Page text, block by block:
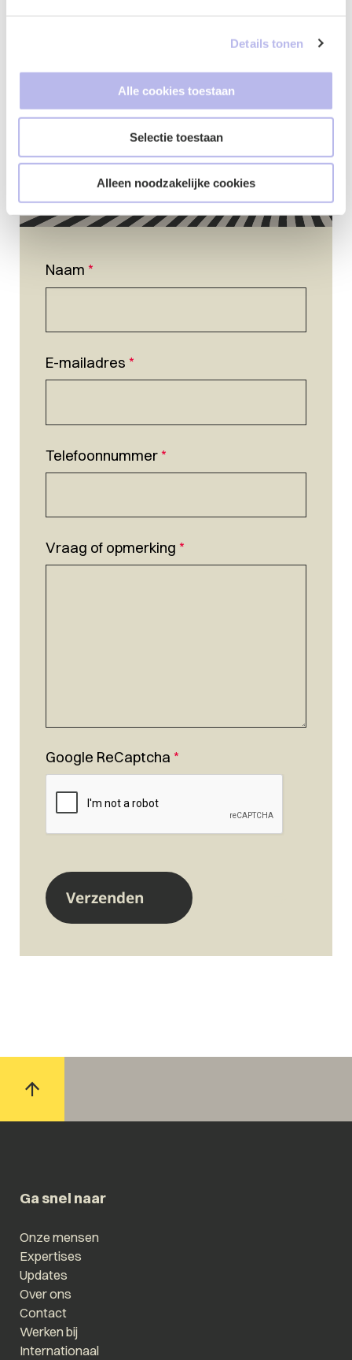
Details tonen
Alle cookies toestaan
Selectie toestaan
Alleen noodzakelijke cookies
Contactformulier
Naam *
E-mailadres *
Telefoonnummer*
Vraag of opmerking *
Google ReCaptcha *
Ga snel naar
Onze mensen
Expertises
Updates
Over ons
Contact
Werken bij
Internationaal